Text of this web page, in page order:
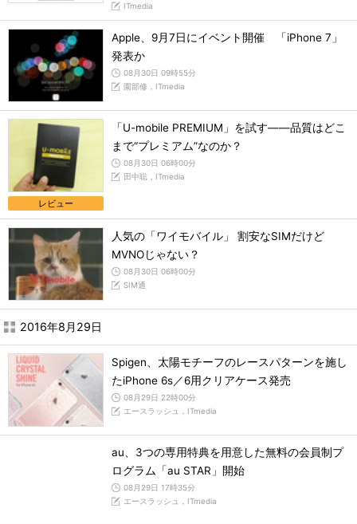
ITmedia
Apple、9月7日にイベント開催 「iPhone 7」
発表か
08月30日 09時55分
園部修，ITmedia
レビュー
「U-mobile PREMIUM」を試す――品質はどこ
まで“プレミアム”なのか？
08月30日 06時00分
田中聡，ITmedia
人気の「ワイモバイル」 割安なSIMだけど
MVNOじゃない？
08月30日 06時00分
SIM通
2016年8月29日
Spigen、太陽モチーフのレースパターンを施し
たiPhone 6s／6用クリアケース発売
08月29日 22時00分
エースラッシュ，ITmedia
au、3つの専用特典を用意した無料の会員制プ
ログラム「au STAR」開始
08月29日 17時35分
エースラッシュ，ITmedia